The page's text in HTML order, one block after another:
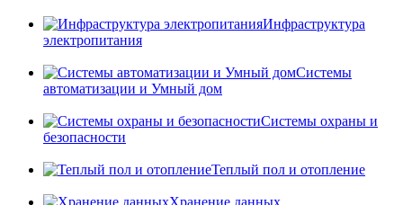
Инфраструктура
электропитания
Системы
автоматизации и Умный дом
Системы охраны и
безопасности
Теплый пол и отопление
Хранение данных